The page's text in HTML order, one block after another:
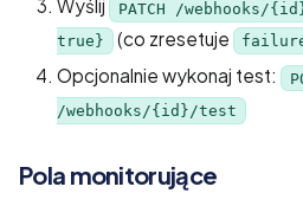
Wyślij
PATCH /webhooks/
true} (co zresetuje
Opcjonalnie wykonaj test:
/webhooks/{id}/test
Pola monitorujące